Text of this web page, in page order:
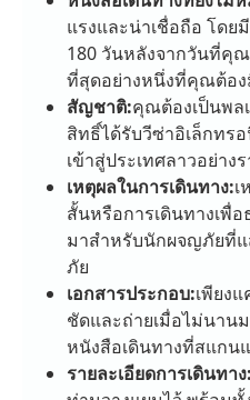
แรงและน่าเชื่อถือ โดย
180 วันหลังจากวันที่คุ
ที่สุดอย่างหนึ่งที่คุณต้อ
สัญชาติ:คุณต้องเป็นพล
สิทธิ์ได้รับวีซ่าอิเล็กทร
เข้าสู่ประเทศลาวอย่าง
เหตุผลในการเดินทาง:เ
สั้นหรือการเดินทางเพื่
มาสำหรับนักผจญภัยที่
ภัย
เอกสารประกอบ:เพียง
ชัดและถ่ายเมื่อไม่นาน
หนังสือเดินทางที่สแกน
รายละเอียดการเดินทาง: